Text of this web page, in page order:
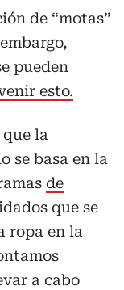
de “motas”
pueden
esto.
la
se basa en la
de
que se
ropa en la
a cabo